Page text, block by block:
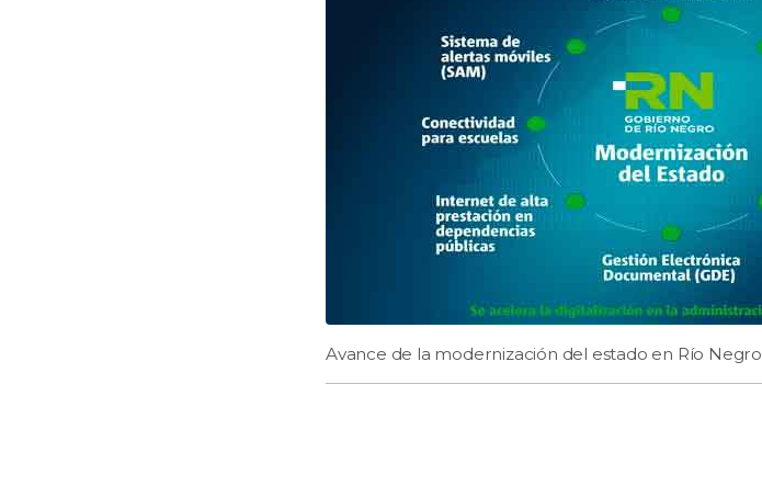
Avance de la modernización del estado en Río Negro